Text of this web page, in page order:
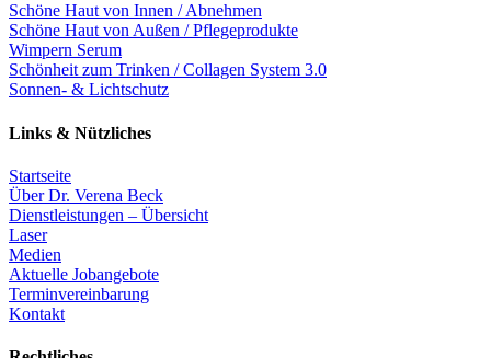
Schöne Haut von Innen / Abnehmen
Schöne Haut von Außen / Pflegeprodukte
Wimpern Serum
Schönheit zum Trinken / Collagen System 3.0
Sonnen- & Lichtschutz
Links & Nützliches
Startseite
Über Dr. Verena Beck
Dienstleistungen – Übersicht
Laser
Medien
Aktuelle Jobangebote
Terminvereinbarung
Kontakt